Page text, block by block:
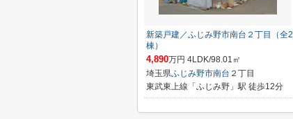
新築戸建／ふじみ野市南台２丁目（全2
棟）
4,890万円 4LDK/98.01㎡
埼玉県ふじみ野市南台 ２丁目
東武東上線「ふじみ野」駅 徒歩12分